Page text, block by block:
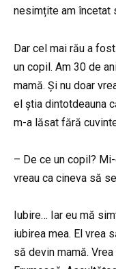
nesimțite am încetat
Dar cel mai rău a
un copil. Am 30 de
mamă. Și nu doar
el știa dintotdeauna
m-a lăsat fără
– De ce un copil?
vreau ca cineva să
Iubire… Iar eu mă
iubirea mea. El vrea
să devin mamă.